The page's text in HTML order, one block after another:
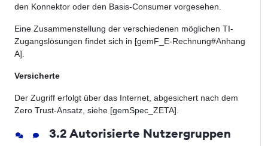
den Konnektor oder den Basis-Consumer vorgesehen.
Eine Zusammenstellung der verschiedenen möglichen TI-
Zugangslösungen findet sich in [gemF_E-Rechnung#Anhang
A].
Versicherte
Der Zugriff erfolgt über das Internet, abgesichert nach dem
Zero Trust-Ansatz, siehe [gemSpec_ZETA].
3.2 Autorisierte Nutzergruppen